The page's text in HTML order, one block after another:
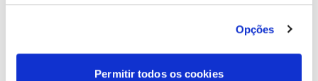
Opções
Permitir todos os cookies